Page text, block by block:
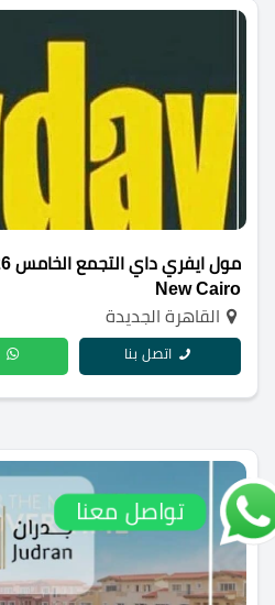
New Cairo
القاهرة الجديدة
اتصل بنا
تواصل معنا